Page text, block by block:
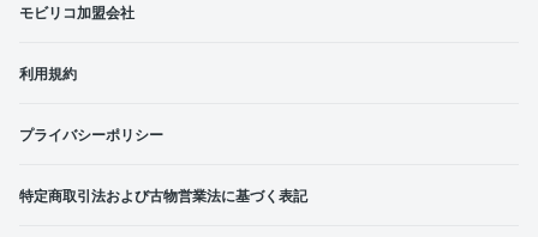
モビリコ加盟会社
利用規約
プライバシーポリシー
特定商取引法および古物営業法に基づく表記